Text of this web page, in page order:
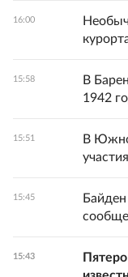
16:00
15:58
В
1942
15:51
В
15:45
15:43